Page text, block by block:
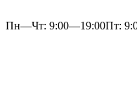
Пн—Чт: 9:00—19:00Пт: